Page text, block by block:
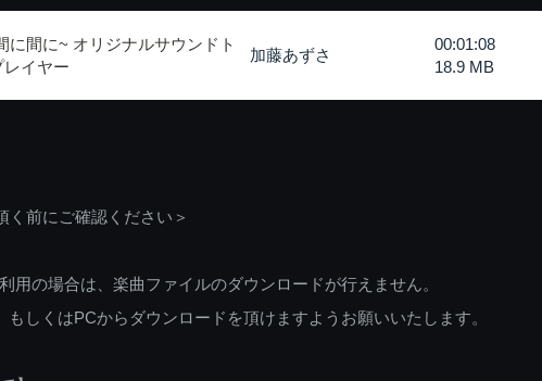
に間に~ オリジナルサウンドト
イヤー
加藤あずさ
00:01:08
18.9 MB
前にご確認ください＞
用の場合は、楽曲ファイルのダウンロードが行えません。
しくはPCからダウンロードを頂けますようお願いいたします。